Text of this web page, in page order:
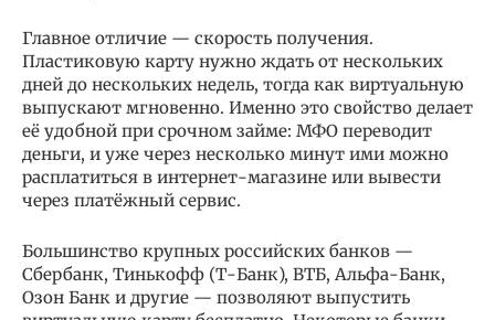
Главное отличие — скорость получения.
Пластиковую карту нужно ждать от нескольких
дней до нескольких недель, тогда как виртуальную
выпускают мгновенно. Именно это свойство делает
её удобной при срочном займе: МФО переводит
деньги, и уже через несколько минут ими можно
расплатиться в интернет-магазине или вывести
через платёжный сервис.
Большинство крупных российских банков —
Сбербанк, Тинькофф (Т-Банк), ВТБ, Альфа-Банк,
Озон Банк и другие — позволяют выпустить